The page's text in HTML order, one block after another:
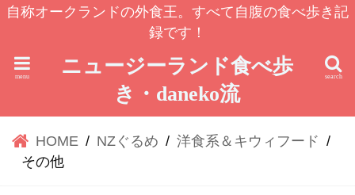
自称オークランドの外食王。すべて自腹の食べ歩き記
録です！
ニュージーランド食べ歩
き・daneko流
search
menu
HOME NZぐるめ
洋食系＆キウィフード
その他